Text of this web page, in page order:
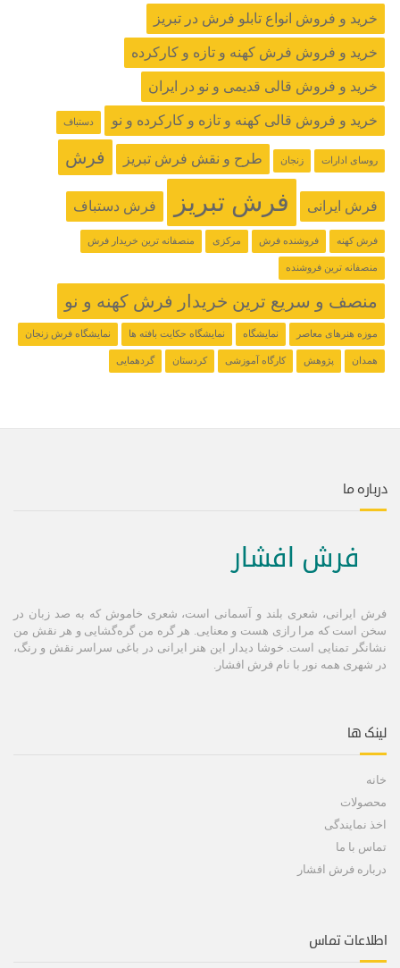
خرید و فروش انواع تابلو فرش در تبریز
خرید و فروش فرش کهنه و تازه و کارکرده
خرید و فروش قالی قدیمی و نو در ایران
خرید و فروش قالی کهنه و تازه و کارکرده و نو دستباف
روسای ادارات زنجان طرح و نقش فرش تبریز فرش
فرش ایرانی فرش تبریز فرش دستباف
فرش کهنه فروشنده فرش مرکزی منصفانه ترین خریدار فرش
منصفانه ترین فروشنده
منصف و سریع ترین خریدار فرش کهنه و نو
موزه هنرهای معاصر نمایشگاه نمایشگاه حکایت بافته ها نمایشگاه فرش زنجان
همدان پژوهش کارگاه آموزشی کردستان گردهمایی
درباره ما
فرش افشار
فرش ایرانی، شعری بلند و آسمانی است، شعری خاموش كه به صد زبان در
سخن است كه مرا رازی هست و معنایی. هر گره من گره‌گشایی و هر نقش من
نشانگر تمنایی است. خوشا دیدار این هنر ایرانی در باغی سراسر نقش و رنگ،
در شهری همه نور با نام فرش افشار.
لینک ها
خانه
محصولات
اخذ نمایندگی
تماس با ما
درباره فرش افشار
اطلاعات تماس